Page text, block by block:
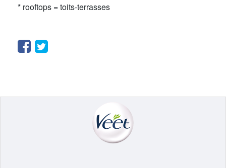
* rooftops = toits-terrasses
Facebook
Twitter